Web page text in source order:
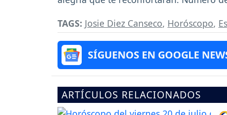
TAGS: Josie Diez Canseco, Horóscopo,
SÍGUENOS EN GOOGLE
ARTÍCULOS RELACIONADOS